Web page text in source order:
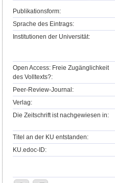
Publikationsform:
Sprache des Eintrags:
Institutionen der Universität:
Open Access: Freie Zugänglichkeit
des Volltexts?:
Peer-Review-Journal:
Verlag:
Die Zeitschrift ist nachgewiesen in:
Titel an der KU entstanden:
KU.edoc-ID: